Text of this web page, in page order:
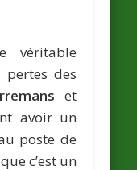
véritable
pertes des
et
avoir un
poste de
c’est un